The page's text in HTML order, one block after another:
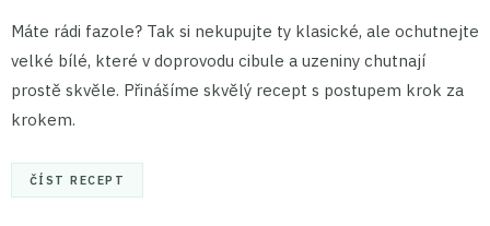
Máte rádi fazole? Tak si nekupujte ty klasické, ale ochutnejte
velké bílé, které v doprovodu cibule a uzeniny chutnají
prostě skvěle. Přinášíme skvělý recept s postupem krok za
krokem.
ČÍST RECEPT